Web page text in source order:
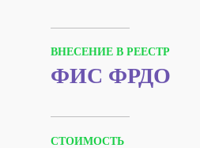
ВНЕСЕНИЕ В РЕЕСТР
ФИС ФРДО
СТОИМОСТЬ